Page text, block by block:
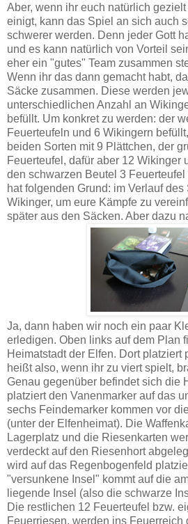
Aber, wenn ihr euch natürlich
einigt, kann das Spiel an sich auch
schwerer werden. Denn jeder Gott
und es kann natürlich von Vorteil
eher ein "gutes" Team zusammen
Wenn ihr das dann gemacht habt,
Säcke zusammen. Diese werden
unterschiedlichen Anzahl an
befüllt. Um konkret zu werden: der
Feuerteufeln und 6 Wikingern
beiden Sorten mit 9 Plättchen, der
Feuerteufel, dafür aber 12 Wikinger
den schwarzen Beutel 3
hat folgenden Grund: im Verlauf
Wikinger, um eure Kämpfe zu
später aus den Säcken. Aber dazu
Ja, dann haben wir noch ein paar
erledigen. Oben links auf dem Plan
Heimatstadt der Elfen. Dort platziert
heißt also, wenn ihr zu viert spielt,
Genau gegenüber befindet sich die
platziert den Vanenmarker auf das
sechs Feindemarker kommen vor
(unter der Elfenheimat). Die
Lagerplatz und die Riesenkarten
verdeckt auf den Riesenhort
wird auf das Regenbogenfeld
"versunkene Insel" kommt auf die
liegende Insel (also die schwarze
Die restlichen 12 Feuerteufel bzw.
Feuerriesen, werden ins Feuerreich